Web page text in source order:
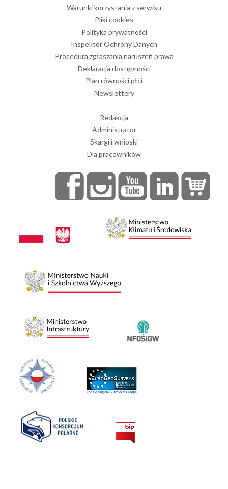
Warunki korzystania z serwisu
Pliki cookies
Polityka prywatności
Inspektor Ochrony Danych
Procedura zgłaszania naruszeń prawa
Deklaracja dostępności
Plan równości płci
Newslettery
Redakcja
Administrator
Skargi i wnioski
Dla pracowników